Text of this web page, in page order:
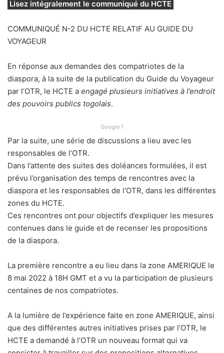
Lisez intégralement le communiqué du HCTE
COMMUNIQUÉ N-2 DU HCTE RELATIF AU GUIDE DU
VOYAGEUR
En réponse aux demandes des compatriotes de la
diaspora, à la suite de la publication du Guide du Voyageur
par l’OTR, le HCTE a engagé plusieurs initiatives à l’endroit
des pouvoirs publics togolais.
Google 1
Par la suite, une série de discussions a lieu avec les
responsables de l’OTR.
Dans l’attente des suites des doléances formulées, il est
prévu l’organisation des temps de rencontres avec la
diaspora et les responsables de l’OTR, dans les différentes
zones du HCTE.
Ces rencontres ont pour objectifs d’expliquer les mesures
contenues dans le guide et de recenser les propositions
de la diaspora.
La première rencontre a eu lieu dans la zone AMERIQUE le
8 mai 2022 à 18H GMT et a vu la participation de plusieurs
centaines de nos compatriotes.
A la lumière de l’expérience faite en zone AMERIQUE, ainsi
que des différentes autres initiatives prises par l’OTR, le
HCTE a demandé à l’OTR un nouveau format qui va